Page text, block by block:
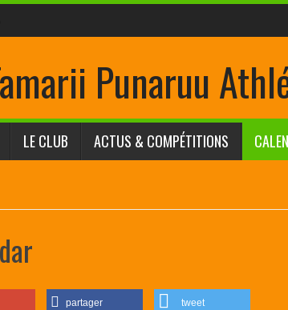
Punaruu
LE CLUB ACTUS & COMPÉTITIONS
partager tweet